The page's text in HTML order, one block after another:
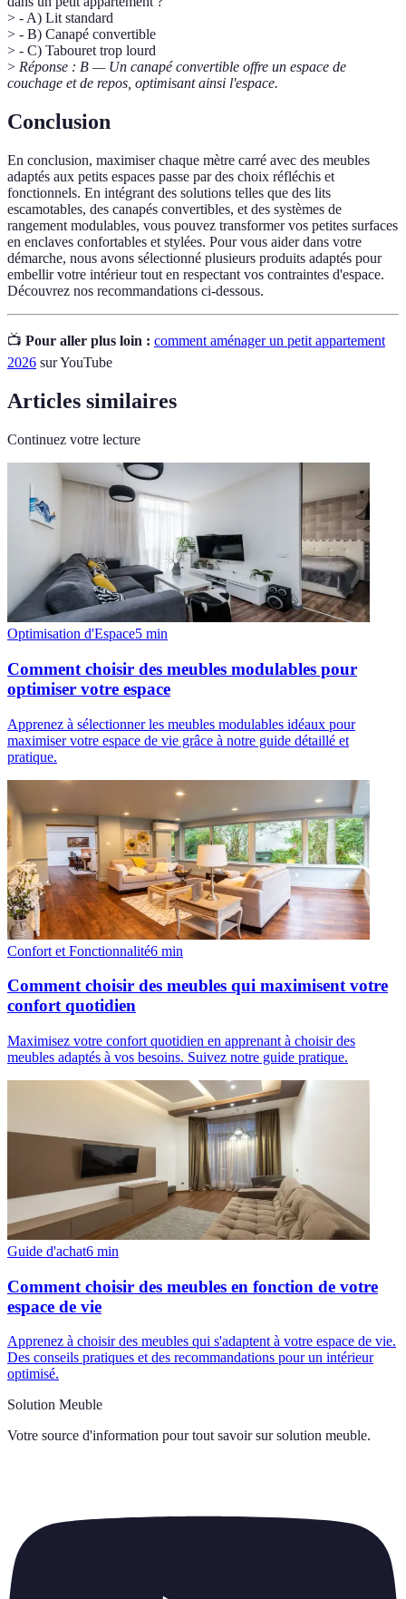
> - A) Lit standard
> - B) Canapé convertible
> - C) Tabouret trop lourd
> Réponse : B — Un canapé convertible offre un espace de
couchage et de repos, optimisant ainsi l'espace.
Conclusion
En conclusion, maximiser chaque mètre carré avec des meubles
adaptés aux petits espaces passe par des choix réfléchis et
fonctionnels. En intégrant des solutions telles que des lits
escamotables, des canapés convertibles, et des systèmes de
rangement modulables, vous pouvez transformer vos petites surfaces
en enclaves confortables et stylées. Pour vous aider dans votre
démarche, nous avons sélectionné plusieurs produits adaptés pour
embellir votre intérieur tout en respectant vos contraintes d'espace.
Découvrez nos recommandations ci-dessous.
📺 Pour aller plus loin : comment aménager un petit appartement
2026 sur YouTube
Articles similaires
Continuez votre lecture
Optimisation d'Espace5 min
Comment choisir des meubles modulables pour
optimiser votre espace
Apprenez à sélectionner les meubles modulables idéaux pour
maximiser votre espace de vie grâce à notre guide détaillé et
pratique.
Confort et Fonctionnalité6 min
Comment choisir des meubles qui maximisent votre
confort quotidien
Maximisez votre confort quotidien en apprenant à choisir des
meubles adaptés à vos besoins. Suivez notre guide pratique.
Guide d'achat6 min
Comment choisir des meubles en fonction de votre
espace de vie
Apprenez à choisir des meubles qui s'adaptent à votre espace de vie.
Des conseils pratiques et des recommandations pour un intérieur
optimisé.
Solution Meuble
Votre source d'information pour tout savoir sur solution meuble.